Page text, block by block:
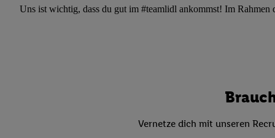
Uns ist wichtig, dass du gut im #teamlidl ankommst! Im Rahmen
Vernetze dich mit unseren
von Zielgruppen